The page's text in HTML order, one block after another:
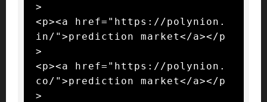
>
<p><a href="https://polynion.
in/">prediction market</a></p
>
<p><a href="https://polynion.
co/">prediction market</a></p
>